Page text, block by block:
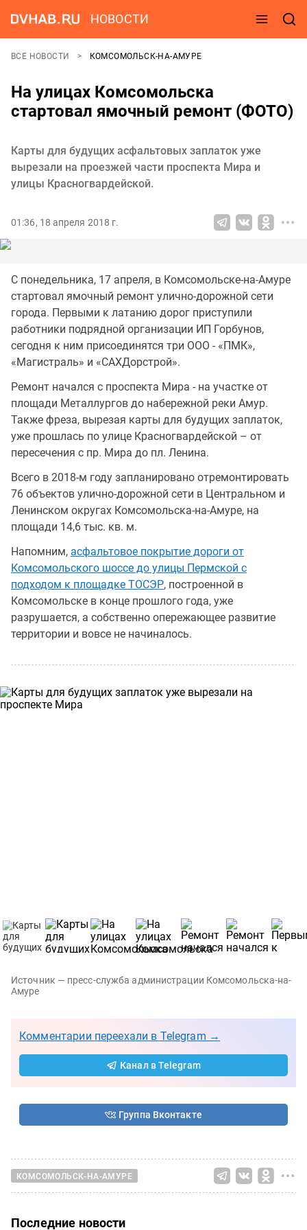
НОВОСТИ
ВСЕ НОВОСТИ КОМСОМОЛЬСК-НА-АМУРЕ
На улицах Комсомольска
стартовал ямочный ремонт (ФОТО)
Карты для будущих асфальтовых заплаток уже
вырезали на проезжей части проспекта Мира и
улицы Красногвардейской.
01:36, 18 апреля 2018 г.
С понедельника, 17 апреля, в Комсомольске-на-Амуре
стартовал ямочный ремонт улично-дорожной сети
города. Первыми к латанию дорог приступили
работники подрядной организации ИП Горбунов,
сегодня к ним присоединятся три ООО - «ПМК»,
«Магистраль» и «САХДорстрой».
Ремонт начался с проспекта Мира - на участке от
площади Металлургов до набережной реки Амур.
Также фреза, вырезая карты для будущих заплаток,
уже прошлась по улице Красногвардейской – от
пересечения с пр. Мира до пл. Ленина.
Всего в 2018-м году запланировано отремонтировать
76 объектов улично-дорожной сети в Центральном и
Ленинском округах Комсомольска-на-Амуре, на
площади 14,6 тыс. кв. м.
Напомним, асфальтовое покрытие дороги от
Комсомольского шоссе до улицы Пермской с
подходом к площадке ТОСЭР, построенной в
Комсомольске в конце прошлого года, уже
разрушается, а собственно опережающее развитие
территории и вовсе не начиналось.
Источник — пресс-служба администрации Комсомольска-на-
Амуре
Комментарии переехали в Telegram →
Канал в Telegram
Группа Вконтакте
КОМСОМОЛЬСК-НА-АМУРЕ
Последние новости